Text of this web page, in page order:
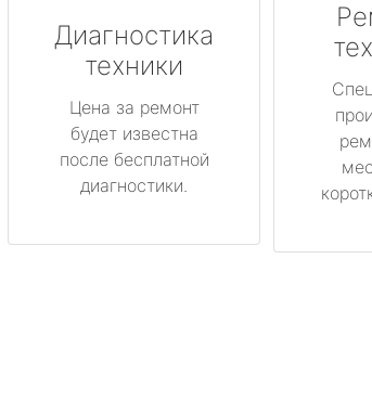
Диагностика
техники
Цена за ремонт
будет известна
после бесплатной
диагностики.